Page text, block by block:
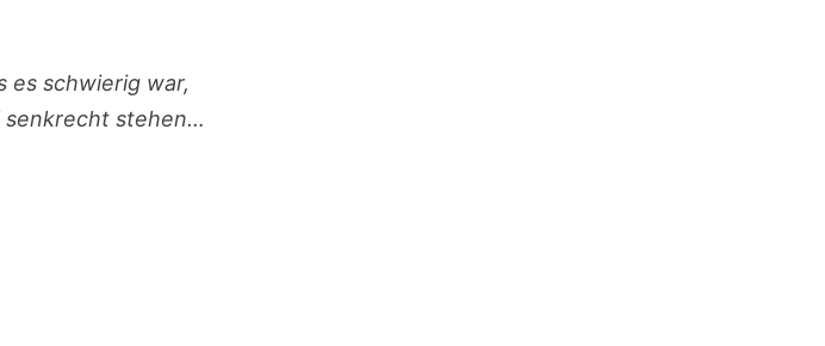
es schwierig war,
senkrecht stehen…